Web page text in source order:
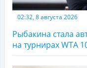
02:32, 8 августа 2026
Рыбакина стала
на турнирах WTA